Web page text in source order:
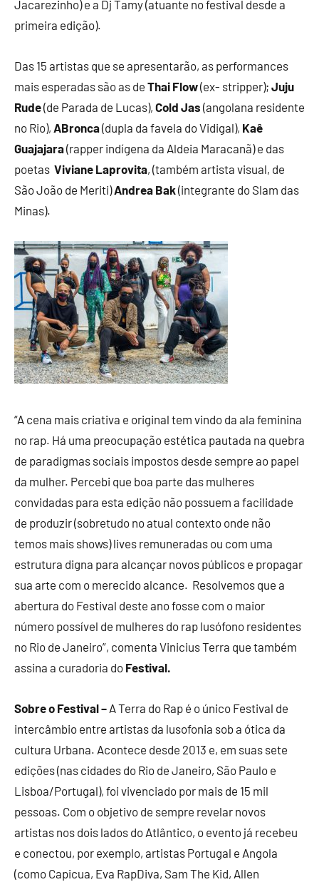
Jacarezinho) e a Dj Tamy (atuante no festival desde a
primeira edição).
Das 15 artistas que se apresentarão, as performances
mais esperadas são as de Thai Flow(ex- stripper); Juju
Rude(de Parada de Lucas), Cold Jas (angolana residente
no Rio), ABronca(dupla da favela do Vidigal), Kaê
Guajajara(rapper indígena da Aldeia Maracanã) e das
poetas Viviane Laprovita, (também artista visual, de
São João de Meriti)Andrea Bak(integrante do Slam das
Minas).
“A cena mais criativa e original tem vindo da ala feminina
no rap. Há uma preocupação estética pautada na quebra
de paradigmas sociais impostos desde sempre ao papel
da mulher. Percebi que boa parte das mulheres
convidadas para esta edição não possuem a facilidade
de produzir (sobretudo no atual contexto onde não
temos mais shows) lives remuneradas ou com uma
estrutura digna para alcançar novos públicos e propagar
sua arte com o merecido alcance. Resolvemos que a
abertura do Festival deste ano fosse com o maior
número possível de mulheres do rap lusófono residentes
no Rio de Janeiro”, comenta Vinicius Terra que também
assina a curadoria do Festival.
Sobre o Festival – A Terra do Rap é o único Festival de
intercâmbio entre artistas da lusofonia sob a ótica da
cultura Urbana. Acontece desde 2013 e, em suas sete
edições (nas cidades do Rio de Janeiro, São Paulo e
Lisboa/Portugal), foi vivenciado por mais de 15 mil
pessoas. Com o objetivo de sempre revelar novos
artistas nos dois lados do Atlântico, o evento já recebeu
e conectou, por exemplo, artistas Portugal e Angola
(como Capicua, Eva RapDiva, Sam The Kid, Allen